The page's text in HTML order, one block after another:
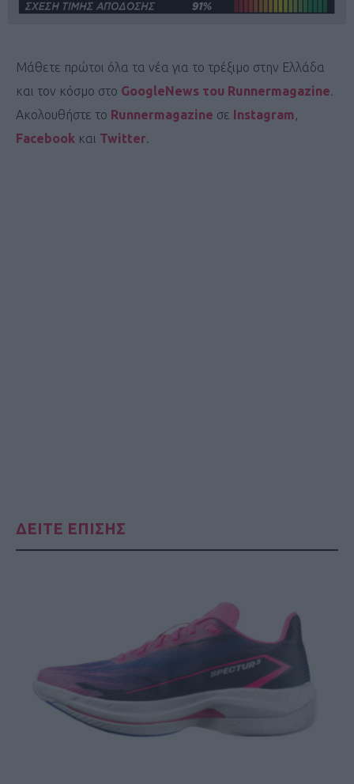
Μάθετε πρώτοι όλα τα νέα για το τρέξιμο στην Ελλάδα
και τον κόσμο στο GoogleNews του Runnermagazine.
Ακολουθήστε το Runnermagazine σε Instagram,
Facebook και Twitter.
ΔΕΙΤΕ ΕΠΙΣΗΣ